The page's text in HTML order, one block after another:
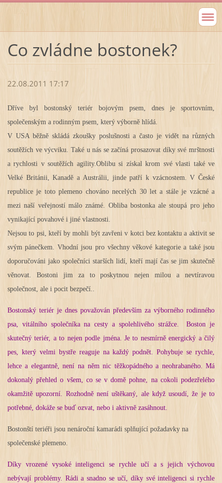
Co zvládne bostonek?
22.08.2011 17:17
Dříve byl bostonský teriér bojovým psem, dnes je sportovním,
společenským a rodinným psem, který výborně hlídá.
V USA běžně skládá zkoušky poslušnosti a často je vidět na různých
soutěžích ve výcviku. Také u nás se začíná prosazovat díky své mrštnosti
a rychlosti v soutěžích agility.Oblibu si získal krom své vlasti také ve
Velké Británii, Kanadě a Austrálii, jinde patří k vzácnostem. V České
republice je toto plemeno chováno necelých 30 let a stále je vzácné a
mezi naší veřejností málo známé. Obliba bostonka ale stoupá pro jeho
vynikající povahové i jiné vlastnosti.
Nejsou to psi, kteří by mohli být zavřeni v kotci bez kontaktu a aktivit se
svým pánečkem. Vhodní jsou pro všechny věkové kategorie a také jsou
doporučováni jako společníci starších lidí, kteří mají čas se jim skutečně
věnovat. Bostoni jim za to poskytnou nejen milou a nevtíravou
společnost, ale i pocit bezpečí..
Bostonský teriér je dnes považován především za výborného rodinného
psa, vitálního společníka na cesty a spolehlivého strážce.
Boston je
skutečný teriér, a to nejen podle jména. Je to nesmírně energický a čilý
pes, který velmi bystře reaguje na každý podnět. Pohybuje se rychle,
lehce a elegantně, není na něm nic těžkopádného a neohrabaného. Má
dokonalý přehled o všem, co se v domě pohne, na cokoli podezřelého
okamžitě upozorní. Rozhodně není uštěkaný, ale když usoudí, že je to
potřebné, dokáže se buď ozvat, nebo i aktivně zasáhnout.
Bostonští teriéři jsou nenároční kamarádi splňující požadavky na
společenské plemeno.
Díky vrozené vysoké inteligenci se rychle učí a s jejich výchovou
nebývají problémy. Rádi a snadno se učí, díky své inteligenci si rychle